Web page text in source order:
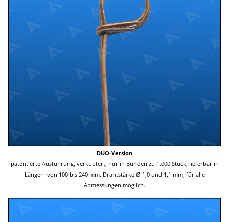
DUO-Version
patentierte Ausführung, verkupfert, nur in Bunden zu 1.000 Stück, lieferbar in
Längen von 100 bis 240 mm. Drahtstärke Ø 1,0 und 1,1 mm, für alle
Abmessungen möglich.